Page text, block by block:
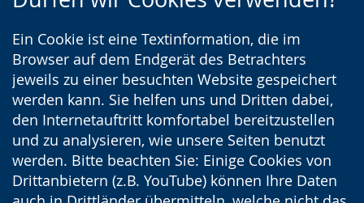
Ein Cookie ist eine Textinformation, die im
Browser auf dem Endgerät des Betrachters
jeweils zu einer besuchten Website gespeichert
werden kann. Sie helfen uns und Dritten dabei,
den Internetauftritt komfortabel bereitzustellen
und zu analysieren, wie unsere Seiten benutzt
werden. Bitte beachten Sie: Einige Cookies von
Drittanbietern (z.B. YouTube) können Ihre Daten